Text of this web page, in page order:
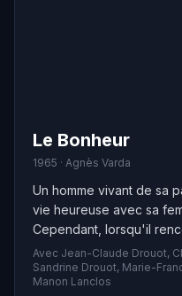
Le Bonheur
1965 · Agnès Varda
Un homme vivant de sa
vie heureuse avec sa
Cependant, lorsqu'il
un nouveau bonheur.
qu'elle ne soit jalouse,
un drame lorsqu'elle
Avec Jean-Claude Drouot,
Sandrine Drouot, Marie-
Manon Lanclos